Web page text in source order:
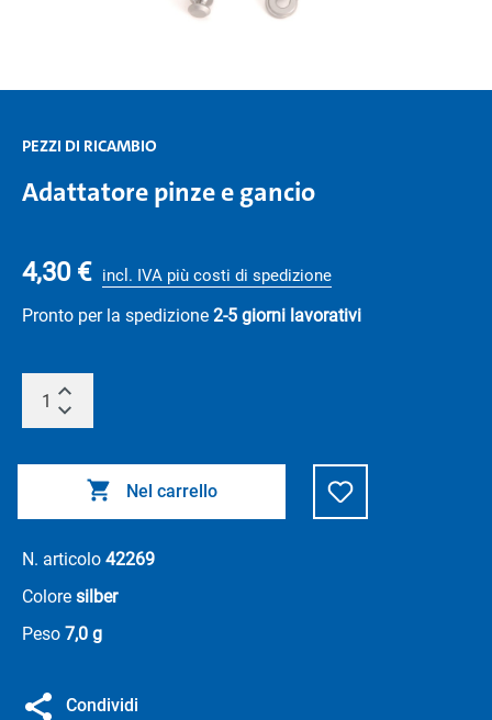
PEZZI DI RICAMBIO
Adattatore pinze e gancio
4,30 € incl. IVA più costi di spedizione
Pronto per la spedizione 2-5 giorni lavorativi
Nel carrello
N. articolo 42269
Colore silber
Peso 7,0 g
Condividi